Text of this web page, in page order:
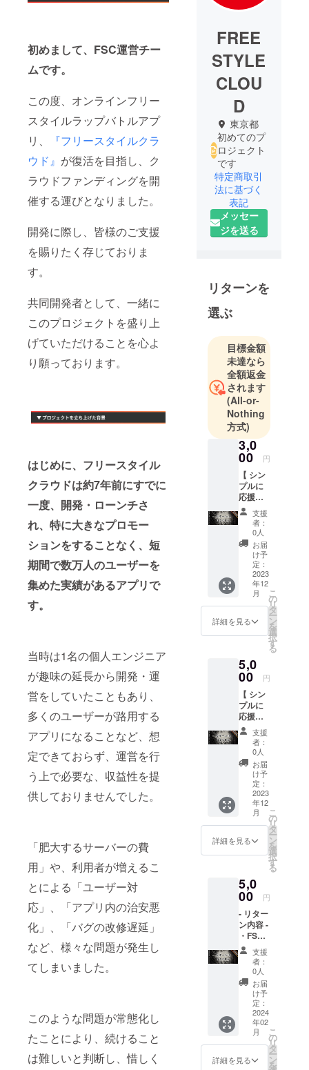
初めまして、FSC運営チー
ムです。
この度、オンラインフリー
スタイルラップバトルアプ
リ、
『フリースタイルクラ
ウド』 が復活を目指し、ク
ラウドファンディングを開
催する運びとなりました。
開発に際し、皆様のご支援
を賜りたく存じておりま
す。
共同開発者として、一緒に
このプロジェクトを盛り上
げていただけることを心よ
り願っております。
はじめに、フリースタイル
クラウドは約7年前にすでに
一度、開発・ローンチさ
れ、特に大きなプロモー
ションをすることなく、短
期間で数万人のユーザーを
集めた実績があるアプリで
す。
当時は1名の個人エンジニア
が趣味の延長から開発・運
営をしていたこともあり、
多くのユーザーが路用する
アプリになることなど、想
定できておらず、運営を行
う上で必要な、収益性を提
供しておりませんでした。
「肥大するサーバーの費
用」や、利用者が増えるこ
とによる「ユーザー対
応」、「アプリ内の治安悪
化」、「バグの改修遅延」
など、様々な問題が発生し
てしまいました。
このような問題が常態化し
たことにより、続けること
は難しいと判断し、惜しく
FREE
STYLE
CLOU
D
東京都
初めてのプ
ロジェクト
です
特定商取引
法に基づく
表記
メッセー
ジを送る
リターンを
選ぶ
目標金額
未達なら
全額返金
されます
(All-or-
Nothing
方式)
3,0
00 円
【 シン
プルに
応援し
てくだ
さる方
ターン
内容 -
・FSC
リリー
スパー
ティー
ご招待
・運営
からお
礼の
セージ
をお送
り致し
ます。 -
リリー
スパー
ティー
につい
て 開催
予定日:
2023年
4月頃開
催予定
場所:東
京都渋
谷区付
近を予
支援
者：
0人
お届
け予
定：
2023
年12
月
詳細を見る
こ
の
リ
タ
ー
ン
を
選
択
す
る
5,0
00 円
【 シン
プルに
応援し
てくだ
さる方
ターン
内容 -
・FSC
リリー
スパー
ティー
ご招待
・運営
からお
礼の
セージ
をお送
り致し
ます。
・運営
より心
を込め
た直筆
のお礼
メッ
セージ
(郵送で
お送り
致しま
す) ・オ
リジナ
ルス
支援
者：
0人
お届
け予
定：
2023
年12
月
詳細を見る
こ
の
リ
タ
ー
ン
を
選
択
す
る
5,0
00 円
- リター
ン内容 -
・FSC
リリー
スパー
ティー
ご招待
FreeSty
leCloud
オリジ
ナル
MicCD
(データ
支援
者：
0人
お届
け予
定：
2024
年02
月
詳細を見る
こ
の
リ
タ
ー
ン
を